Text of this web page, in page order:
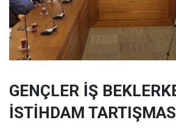
GENÇLER İŞ
İSTİHDAM